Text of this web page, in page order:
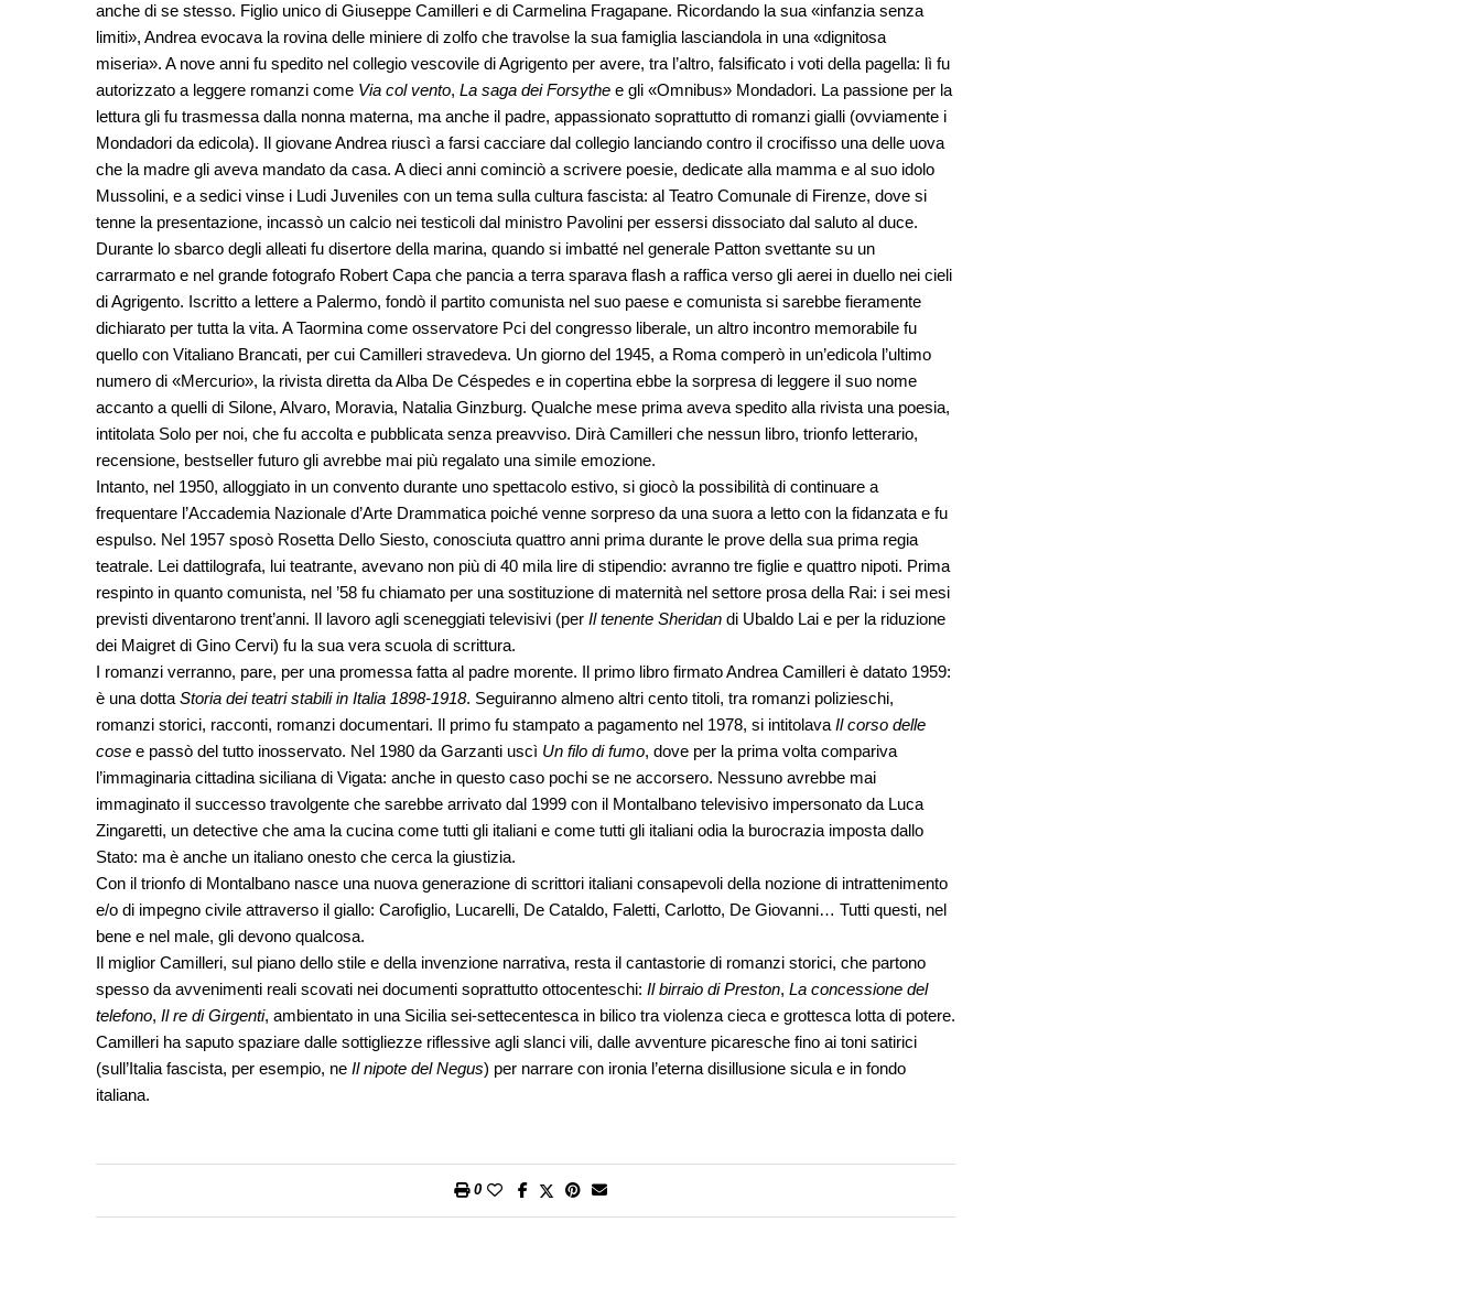
anche di se stesso. Figlio unico di Giuseppe Camilleri e di Carmelina Fragapane. Ricordando la sua «infanzia senza
limiti», Andrea evocava la rovina delle miniere di zolfo che travolse la sua famiglia lasciandola in una «dignitosa
miseria». A nove anni fu spedito nel collegio vescovile di Agrigento per avere, tra l’altro, falsificato i voti della pagella: lì fu
autorizzato a leggere romanzi come Via col vento, La saga dei Forsythe e gli «Omnibus» Mondadori. La passione per la
lettura gli fu trasmessa dalla nonna materna, ma anche il padre, appassionato soprattutto di romanzi gialli (ovviamente i
Mondadori da edicola). Il giovane Andrea riuscì a farsi cacciare dal collegio lanciando contro il crocifisso una delle uova
che la madre gli aveva mandato da casa. A dieci anni cominciò a scrivere poesie, dedicate alla mamma e al suo idolo
Mussolini, e a sedici vinse i Ludi Juveniles con un tema sulla cultura fascista: al Teatro Comunale di Firenze, dove si
tenne la presentazione, incassò un calcio nei testicoli dal ministro Pavolini per essersi dissociato dal saluto al duce.
Durante lo sbarco degli alleati fu disertore della marina, quando si imbatté nel generale Patton svettante su un
carrarmato e nel grande fotografo Robert Capa che pancia a terra sparava flash a raffica verso gli aerei in duello nei cieli
di Agrigento. Iscritto a lettere a Palermo, fondò il partito comunista nel suo paese e comunista si sarebbe fieramente
dichiarato per tutta la vita. A Taormina come osservatore Pci del congresso liberale, un altro incontro memorabile fu
quello con Vitaliano Brancati, per cui Camilleri stravedeva. Un giorno del 1945, a Roma comperò in un’edicola l’ultimo
numero di «Mercurio», la rivista diretta da Alba De Céspedes e in copertina ebbe la sorpresa di leggere il suo nome
accanto a quelli di Silone, Alvaro, Moravia, Natalia Ginzburg. Qualche mese prima aveva spedito alla rivista una poesia,
intitolata Solo per noi, che fu accolta e pubblicata senza preavviso. Dirà Camilleri che nessun libro, trionfo letterario,
recensione, bestseller futuro gli avrebbe mai più regalato una simile emozione.
Intanto, nel 1950, alloggiato in un convento durante uno spettacolo estivo, si giocò la possibilità di continuare a
frequentare l’Accademia Nazionale d’Arte Drammatica poiché venne sorpreso da una suora a letto con la fidanzata e fu
espulso. Nel 1957 sposò Rosetta Dello Siesto, conosciuta quattro anni prima durante le prove della sua prima regia
teatrale. Lei dattilografa, lui teatrante, avevano non più di 40 mila lire di stipendio: avranno tre figlie e quattro nipoti. Prima
respinto in quanto comunista, nel ’58 fu chiamato per una sostituzione di maternità nel settore prosa della Rai: i sei mesi
previsti diventarono trent’anni. Il lavoro agli sceneggiati televisivi (per Il tenente Sheridan di Ubaldo Lai e per la riduzione
dei Maigret di Gino Cervi) fu la sua vera scuola di scrittura.
I romanzi verranno, pare, per una promessa fatta al padre morente. Il primo libro firmato Andrea Camilleri è datato 1959:
è una dotta Storia dei teatri stabili in Italia 1898-1918. Seguiranno almeno altri cento titoli, tra romanzi polizieschi,
romanzi storici, racconti, romanzi documentari. Il primo fu stampato a pagamento nel 1978, si intitolava Il corso delle
cose e passò del tutto inosservato. Nel 1980 da Garzanti uscì Un filo di fumo, dove per la prima volta compariva
l’immaginaria cittadina siciliana di Vigata: anche in questo caso pochi se ne accorsero. Nessuno avrebbe mai
immaginato il successo travolgente che sarebbe arrivato dal 1999 con il Montalbano televisivo impersonato da Luca
Zingaretti, un detective che ama la cucina come tutti gli italiani e come tutti gli italiani odia la burocrazia imposta dallo
Stato: ma è anche un italiano onesto che cerca la giustizia.
Con il trionfo di Montalbano nasce una nuova generazione di scrittori italiani consapevoli della nozione di intrattenimento
e/o di impegno civile attraverso il giallo: Carofiglio, Lucarelli, De Cataldo, Faletti, Carlotto, De Giovanni… Tutti questi, nel
bene e nel male, gli devono qualcosa.
Il miglior Camilleri, sul piano dello stile e della invenzione narrativa, resta il cantastorie di romanzi storici, che partono
spesso da avvenimenti reali scovati nei documenti soprattutto ottocenteschi: Il birraio di Preston, La concessione del
telefono, Il re di Girgenti, ambientato in una Sicilia sei-settecentesca in bilico tra violenza cieca e grottesca lotta di potere.
Camilleri ha saputo spaziare dalle sottigliezze riflessive agli slanci vili, dalle avventure picaresche fino ai toni satirici
(sull’Italia fascista, per esempio, ne Il nipote del Negus) per narrare con ironia l’eterna disillusione sicula e in fondo
italiana.
0